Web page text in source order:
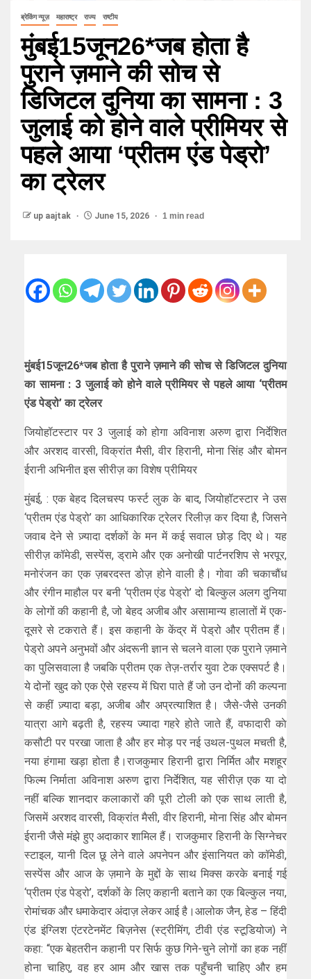
ब्रेकिंग न्यूज़ महाराष्ट्र राज्य राष्टीय
मुंबई15जून26*जब होता है
पुराने ज़माने की सोच से
डिजिटल दुनिया का सामना : 3
जुलाई को होने वाले प्रीमियर से
पहले आया ‘प्रीतम एंड पेड्रो’
का ट्रेलर
up aajtak June 15, 2026 1 min read
मुंबई15जून26*जब होता है पुराने ज़माने की सोच से डिजिटल दुनिया
का सामना : 3 जुलाई को होने वाले प्रीमियर से पहले आया ‘प्रीतम
एंड पेड्रो’ का ट्रेलर
जियोहॉटस्टार पर 3 जुलाई को होगा अविनाश अरुण द्वारा निर्देशित
और अरशद वारसी, विक्रांत मैसी, वीर हिरानी, मोना सिंह और बोमन
ईरानी अभिनीत इस सीरीज़ का विशेष प्रीमियर
मुंबई, : एक बेहद दिलचस्प फर्स्ट लुक के बाद, जियोहॉटस्टार ने उस
‘प्रीतम एंड पेड्रो’ का आधिकारिक ट्रेलर रिलीज़ कर दिया है, जिसने
जवाब देने से ज़्यादा दर्शकों के मन में कई सवाल छोड़ दिए थे। यह
सीरीज़ कॉमेडी, सस्पेंस, ड्रामे और एक अनोखी पार्टनरशिप से भरपूर,
मनोरंजन का एक ज़बरदस्त डोज़ होने वाली है। गोवा की चकाचौंध
और रंगीन माहौल पर बनी ‘प्रीतम एंड पेड्रो’ दो बिल्कुल अलग दुनिया
के लोगों की कहानी है, जो बेहद अजीब और असामान्य हालातों में एक-
दूसरे से टकराते हैं। इस कहानी के केंद्र में पेड्रो और प्रीतम हैं।
पेड्रो अपने अनुभवों और अंदरूनी ज्ञान से चलने वाला एक पुराने ज़माने
का पुलिसवाला है जबकि प्रीतम एक तेज़-तर्रार युवा टेक एक्सपर्ट है।
ये दोनों खुद को एक ऐसे रहस्य में घिरा पाते हैं जो उन दोनों की कल्पना
से कहीं ज़्यादा बड़ा, अजीब और अप्रत्याशित है। जैसे-जैसे उनकी
यात्रा आगे बढ़ती है, रहस्य ज्यादा गहरे होते जाते हैं, वफादारी काे
कसौटी पर परखा जाता है और हर मोड़ पर नई उथल-पुथल मचती है,
नया हंगामा खड़ा होता है।राजकुमार हिरानी द्वारा निर्मित और मशहूर
फिल्म निर्माता अविनाश अरुण द्वारा निर्देशित, यह सीरीज़ एक या दो
नहीं बल्कि शानदार कलाकारों की पूरी टोली को एक साथ लाती है,
जिसमें अरशद वारसी, विक्रांत मैसी, वीर हिरानी, मोना सिंह और बोमन
ईरानी जैसे मंझे हुए अदाकार शामिल हैं। राजकुमार हिरानी के सिग्नेचर
स्टाइल, यानी दिल छू लेने वाले अपनेपन और इंसानियत को कॉमेडी,
सस्पेंस और आज के ज़माने के मुद्दों के साथ मिक्स करके बनाई गई
‘प्रीतम एंड पेड्रो’, दर्शकों के लिए कहानी बताने का एक बिल्कुल नया,
रोमांचक और धमाकेदार अंदाज़ लेकर आई है।आलोक जैन, हेड – हिंदी
एंड इंग्लिश एंटरटेनमेंट बिज़नेस (स्ट्रीमिंग, टीवी एंड स्टूडियोज) ने
कहा: “एक बेहतरीन कहानी पर सिर्फ कुछ गिने-चुने लोगों का हक नहीं
होना चाहिए, वह हर आम और खास तक पहुँचनी चाहिए और हम